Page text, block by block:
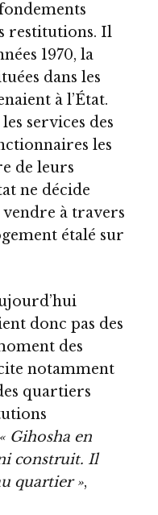
restitutions. Il
1970, la
dans les
à l’État.
services des
les
de leurs
ne décide
à travers
étalé sur
donc pas des
des
notamment
quartiers
« Gihosha en
construit. Il
quartier »,